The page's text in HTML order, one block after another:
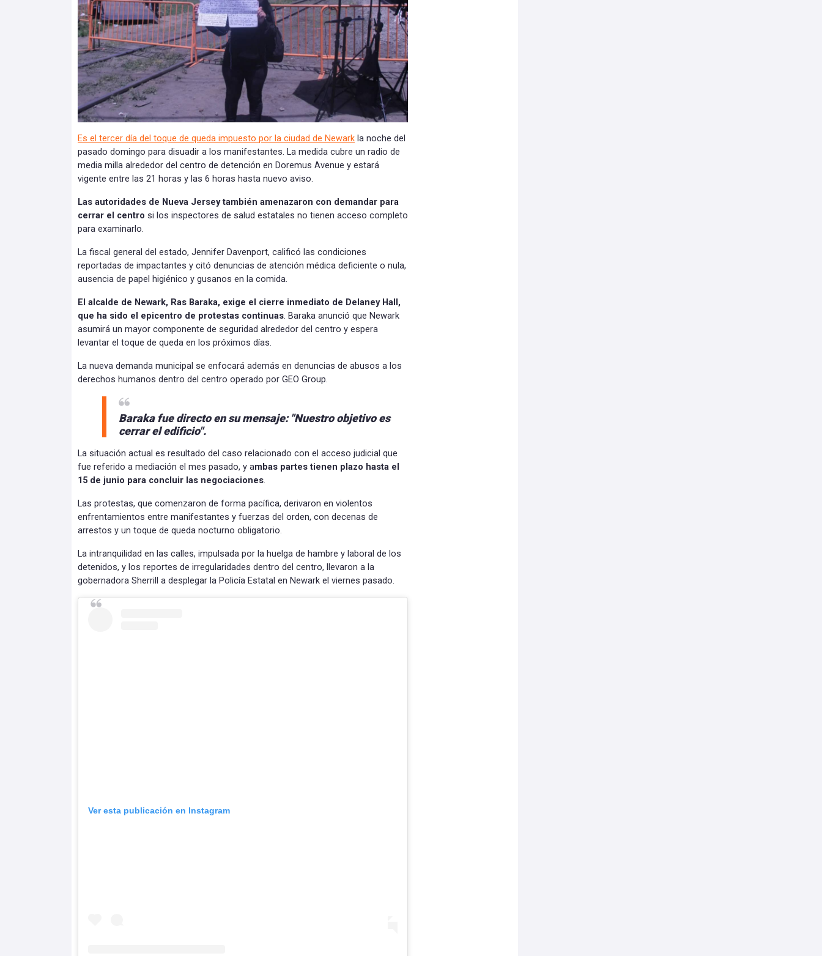
Es el tercer día del toque de queda impuesto por la ciudad de Newark la noche del
pasado domingo para disuadir a los manifestantes. La medida cubre un radio de
media milla alrededor del centro de detención en Doremus Avenue y estará
vigente entre las 21 horas y las 6 horas hasta nuevo aviso.
Las autoridades de Nueva Jersey también amenazaron con demandar para
cerrar el centro si los inspectores de salud estatales no tienen acceso completo
para examinarlo.
La fiscal general del estado, Jennifer Davenport, calificó las condiciones
reportadas de impactantes y citó denuncias de atención médica deficiente o nula,
ausencia de papel higiénico y gusanos en la comida.
El alcalde de Newark, Ras Baraka, exige el cierre inmediato de Delaney Hall,
que ha sido el epicentro de protestas continuas. Baraka anunció que Newark
asumirá un mayor componente de seguridad alrededor del centro y espera
levantar el toque de queda en los próximos días.
La nueva demanda municipal se enfocará además en denuncias de abusos a los
derechos humanos dentro del centro operado por GEO Group.
Baraka fue directo en su mensaje: "Nuestro objetivo es
cerrar el edificio".
La situación actual es resultado del caso relacionado con el acceso judicial que
fue referido a mediación el mes pasado, y ambas partes tienen plazo hasta el
15 de junio para concluir las negociaciones.
Las protestas, que comenzaron de forma pacífica, derivaron en violentos
enfrentamientos entre manifestantes y fuerzas del orden, con decenas de
arrestos y un toque de queda nocturno obligatorio.
La intranquilidad en las calles, impulsada por la huelga de hambre y laboral de los
detenidos, y los reportes de irregularidades dentro del centro, llevaron a la
gobernadora Sherrill a desplegar la Policía Estatal en Newark el viernes pasado.
Ver esta publicación en Instagram